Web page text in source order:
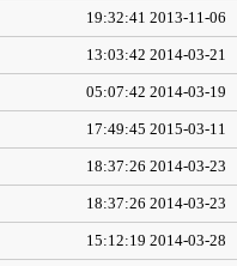
2013-11-06 19:32:41
2014-03-21 13:03:42
2014-03-19 05:07:42
2015-03-11 17:49:45
2014-03-23 18:37:26
2014-03-23 18:37:26
2014-03-28 15:12:19